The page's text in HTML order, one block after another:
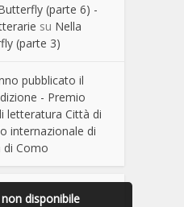
(parte 6) -
su Nella
(parte 3)
pubblicato il
- Premio
letteratura Città di
internazionale di
Como
disponibile